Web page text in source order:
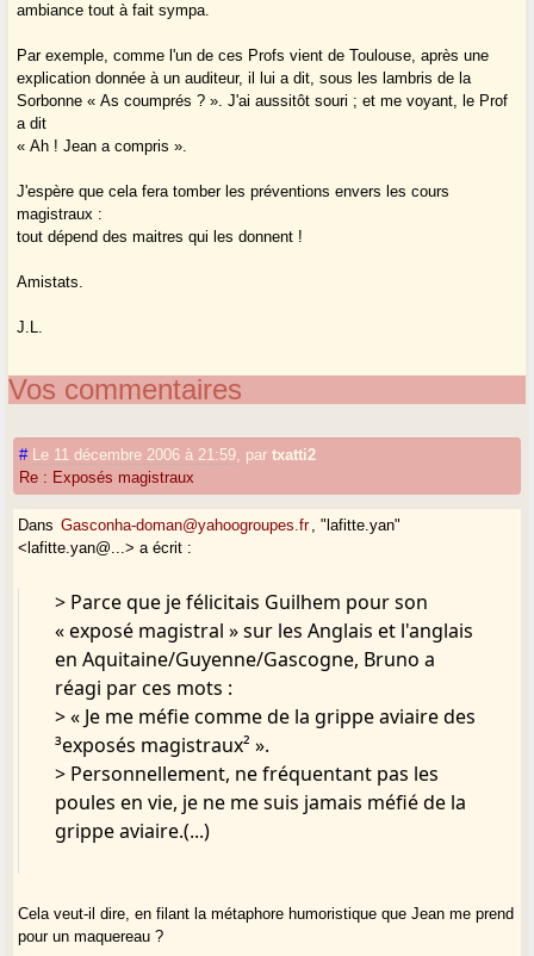
ambiance tout à fait sympa.
Par exemple, comme l'un de ces Profs vient de Toulouse, après une
explication donnée à un auditeur, il lui a dit, sous les lambris de la
Sorbonne « As coumprés ? ». J'ai aussitôt souri ; et me voyant, le Prof
a dit
« Ah ! Jean a compris ».
J'espère que cela fera tomber les préventions envers les cours
magistraux :
tout dépend des maitres qui les donnent !
Amistats.
J.L.
Vos commentaires
# Le 11 décembre 2006 à 21:59 partxatti2
Re : Exposés magistraux
Dans Gasconha-doman@yahoogroupes.fr
, "lafitte.yan"
<lafitte.yan@...> a écrit :
> Parce que je félicitais Guilhem pour son
« exposé magistral » sur les Anglais et l'anglais
en Aquitaine/Guyenne/Gascogne, Bruno a
réagi par ces mots :
> « Je me méfie comme de la grippe aviaire des
³exposés magistraux² ».
> Personnellement, ne fréquentant pas les
poules en vie, je ne me suis jamais méfié de la
grippe aviaire.(...)
Cela veut-il dire, en filant la métaphore humoristique que Jean me prend
pour un maquereau ?